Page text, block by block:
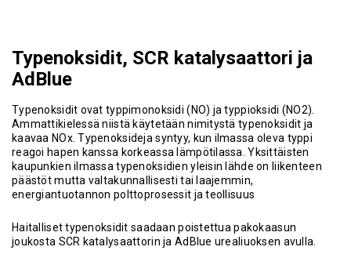
Typenoksidit, SCR katalysaattori ja
AdBlue
Typenoksidit ovat typpimonoksidi (NO) ja typpioksidi (NO2).
Ammattikielessä niistä käytetään nimitystä typenoksidit ja
kaavaa NOx. Typenoksideja syntyy, kun ilmassa oleva typpi
reagoi hapen kanssa korkeassa lämpötilassa. Yksittäisten
kaupunkien ilmassa typenoksidien yleisin lähde on liikenteen
päästöt mutta valtakunnallisesti tai laajemmin,
energiantuotannon polttoprosessit ja teollisuus
Haitalliset typenoksidit saadaan poistettua pakokaasun
joukosta SCR katalysaattorin ja AdBlue urealiuoksen avulla.